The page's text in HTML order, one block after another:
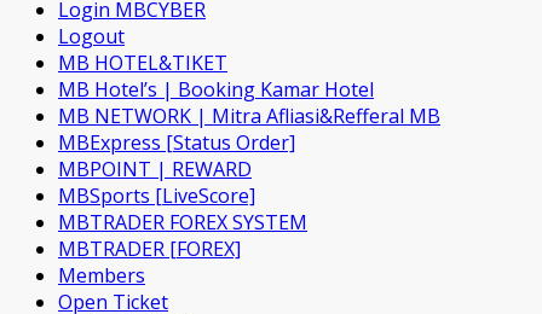
Login MBCYBER
Logout
MB HOTEL&TIKET
MB Hotel’s | Booking Kamar Hotel
MB NETWORK | Mitra Afliasi&Refferal MB
MBExpress [Status Order]
MBPOINT | REWARD
MBSports [LiveScore]
MBTRADER FOREX SYSTEM
MBTRADER [FOREX]
Members
Open Ticket